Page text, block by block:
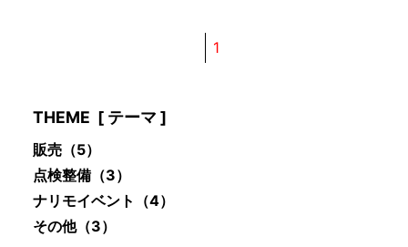
1
THEME [ テーマ ]
販売（5）
点検整備（3）
ナリモイベント
（4）
その他（3）